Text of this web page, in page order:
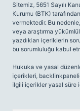
Sitemiz, 5651 Sayılı
Kurumu (BTK)
vermektedir. Bu
veya araştırma
yazdıkları içeriklerin
bu sorumluluğu kabul
Hukuka ve yasal
içerikleri,
ilgili içerikler yasal süre